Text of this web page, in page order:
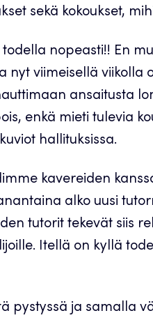
sekä kokoukset,
nopeasti!! En
nyt viimeisellä viikolla
ansaitusta
enkä mieti tulevia
hallituksissa.
kavereiden
alko uusi
tutorit tekevät siis
Itellä on kyllä
pystyssä ja samalla